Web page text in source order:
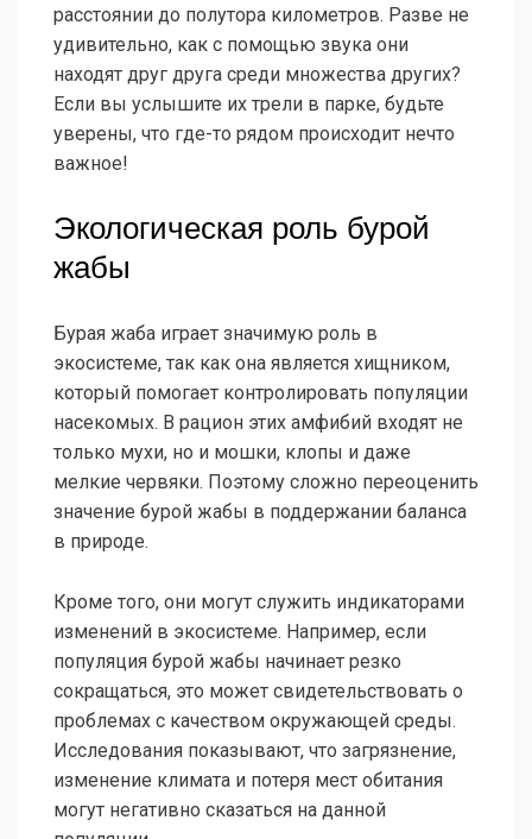
расстоянии до полутора километров. Разве не
удивительно, как с помощью звука они
находят друг друга среди множества других?
Если вы услышите их трели в парке, будьте
уверены, что где-то рядом происходит нечто
важное!
Экологическая роль бурой
жабы
Бурая жаба играет значимую роль в
экосистеме, так как она является хищником,
который помогает контролировать популяции
насекомых. В рацион этих амфибий входят не
только мухи, но и мошки, клопы и даже
мелкие червяки. Поэтому сложно переоценить
значение бурой жабы в поддержании баланса
в природе.
Кроме того, они могут служить индикаторами
изменений в экосистеме. Например, если
популяция бурой жабы начинает резко
сокращаться, это может свидетельствовать о
проблемах с качеством окружающей среды.
Исследования показывают, что загрязнение,
изменение климата и потеря мест обитания
могут негативно сказаться на данной